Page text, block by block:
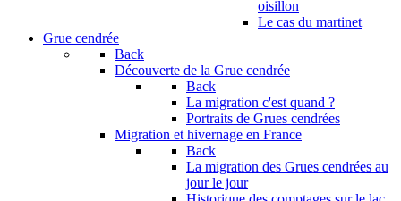
oisillon
Le cas du martinet
Grue cendrée
Back
Découverte de la Grue cendrée
Back
La migration c'est quand ?
Portraits de Grues cendrées
Migration et hivernage en France
Back
La migration des Grues cendrées au
jour le jour